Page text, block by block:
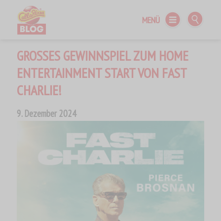
Call a Pizza BLOG
MENÜ
GROSSES GEWINNSPIEL ZUM HOME
ENTERTAINMENT START VON FAST
CHARLIE!
9. Dezember 2024